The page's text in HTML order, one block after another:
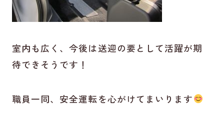
室内も広く、今後は送迎の要として活躍が期
待できそうです！
職員一同、安全運転を心がけてまいります